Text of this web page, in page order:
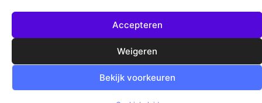
Accepteren
Weigeren
Bekijk voorkeuren